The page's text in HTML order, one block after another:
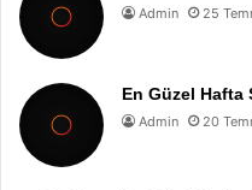
Admin 25
En Güzel Hafta
Admin 20